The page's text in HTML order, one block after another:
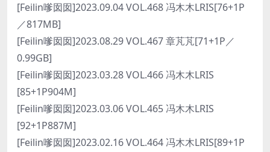
[Feilin嗲囡囡]2023.09.04 VOL.468 冯木木LRIS[76+1P
／817MB]
[Feilin嗲囡囡]2023.08.29 VOL.467 章芃芃[71+1P／
0.99GB]
[Feilin嗲囡囡]2023.03.28 VOL.466 冯木木LRIS
[85+1P904M]
[Feilin嗲囡囡]2023.03.06 VOL.465 冯木木LRIS
[92+1P887M]
[Feilin嗲囡囡]2023.02.16 VOL.464 冯木木LRIS[89+1P